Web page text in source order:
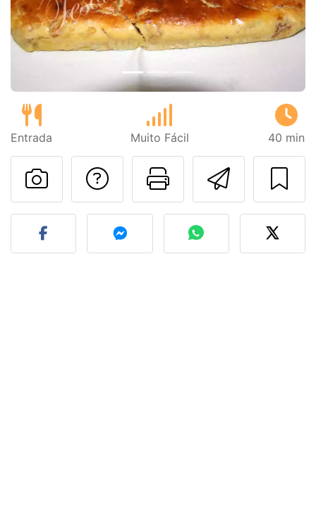
Entrada Muito Fácil 40 min
Imprima
Falar com o autor
Fez esta receita?